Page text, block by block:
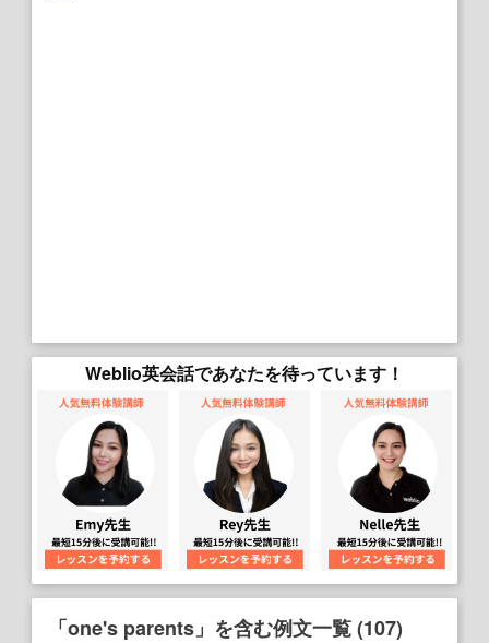
Weblio英会話であなたを待っています！
「one's parents」を含む例文一覧 (107)